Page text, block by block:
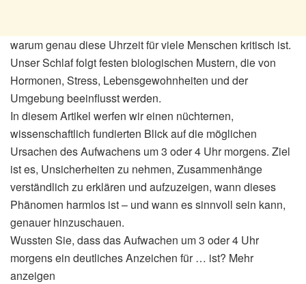
warum genau diese Uhrzeit für viele Menschen kritisch ist.
Unser Schlaf folgt festen biologischen Mustern, die von
Hormonen, Stress, Lebensgewohnheiten und der
Umgebung beeinflusst werden.
In diesem Artikel werfen wir einen nüchternen,
wissenschaftlich fundierten Blick auf die möglichen
Ursachen des Aufwachens um 3 oder 4 Uhr morgens. Ziel
ist es, Unsicherheiten zu nehmen, Zusammenhänge
verständlich zu erklären und aufzuzeigen, wann dieses
Phänomen harmlos ist – und wann es sinnvoll sein kann,
genauer hinzuschauen.
Wussten Sie, dass das Aufwachen um 3 oder 4 Uhr
morgens ein deutliches Anzeichen für … ist? Mehr
anzeigen